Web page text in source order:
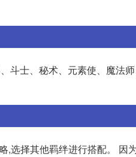
士、秘术、元素使、魔法师
,选择其他羁绊进行搭配。 因